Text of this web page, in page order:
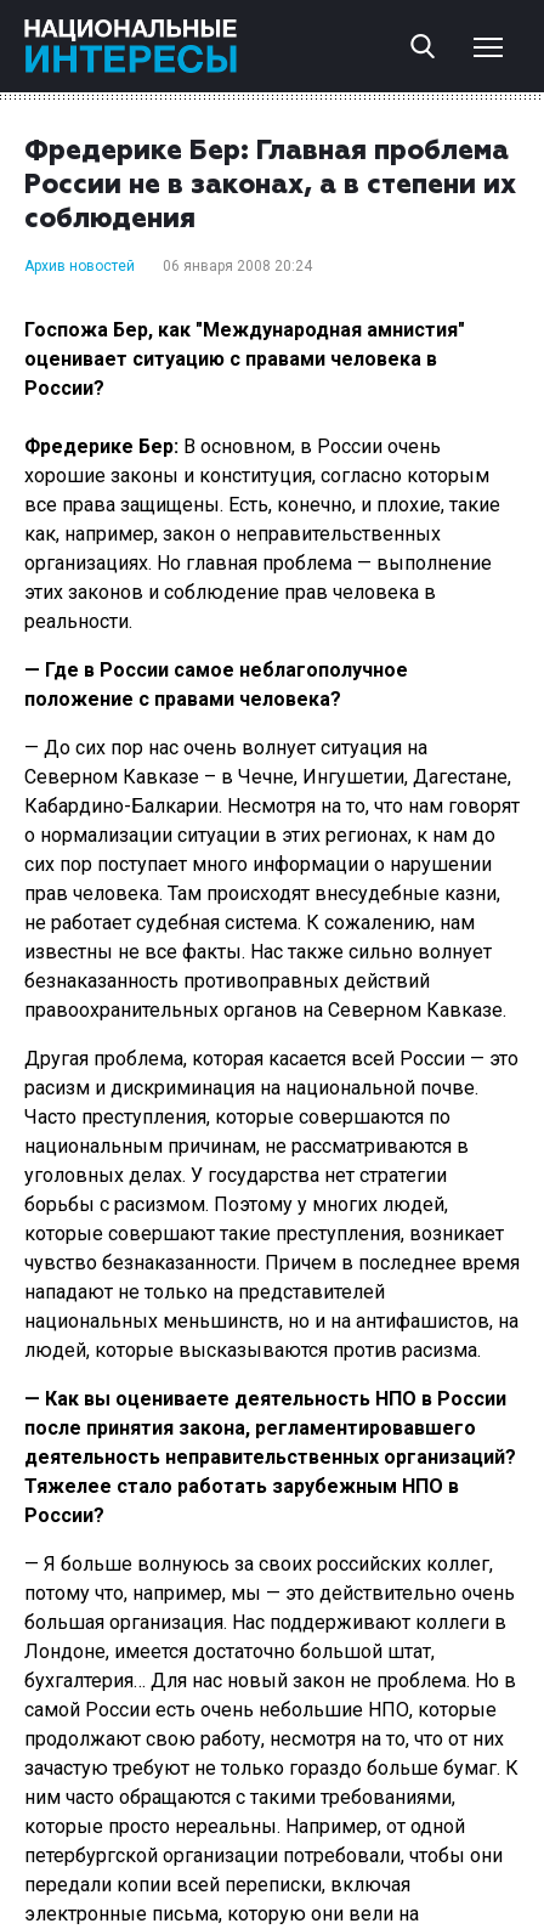
Фредерике Бер: Главная проблема
России не в законах, а в степени их
соблюдения
Архив новостей 06 января 2008 20:24
Госпожа Бер, как "Международная амнистия"
оценивает ситуацию с правами человека в
России?
Фредерике Бер: В основном, в России очень
хорошие законы и конституция, согласно которым
все права защищены. Есть, конечно, и плохие, такие
как, например, закон о неправительственных
организациях. Но главная проблема — выполнение
этих законов и соблюдение прав человека в
реальности.
— Где в России самое неблагополучное
положение с правами человека?
— До сих пор нас очень волнует ситуация на
Северном Кавказе – в Чечне, Ингушетии, Дагестане,
Кабардино-Балкарии. Несмотря на то, что нам говорят
о нормализации ситуации в этих регионах, к нам до
сих пор поступает много информации о нарушении
прав человека. Там происходят внесудебные казни,
не работает судебная система. К сожалению, нам
известны не все факты. Нас также сильно волнует
безнаказанность противоправных действий
правоохранительных органов на Северном Кавказе.
Другая проблема, которая касается всей России — это
расизм и дискриминация на национальной почве.
Часто преступления, которые совершаются по
национальным причинам, не рассматриваются в
уголовных делах. У государства нет стратегии
борьбы с расизмом. Поэтому у многих людей,
которые совершают такие преступления, возникает
чувство безнаказанности. Причем в последнее время
нападают не только на представителей
национальных меньшинств, но и на антифашистов, на
людей, которые высказываются против расизма.
— Как вы оцениваете деятельность НПО в России
после принятия закона, регламентировавшего
деятельность неправительственных организаций?
Тяжелее стало работать зарубежным НПО в
России?
— Я больше волнуюсь за своих российских коллег,
потому что, например, мы — это действительно очень
большая организация. Нас поддерживают коллеги в
Лондоне, имеется достаточно большой штат,
бухгалтерия… Для нас новый закон не проблема. Но в
самой России есть очень небольшие НПО, которые
продолжают свою работу, несмотря на то, что от них
зачастую требуют не только гораздо больше бумаг. К
ним часто обращаются с такими требованиями,
которые просто нереальны. Например, от одной
петербургской организации потребовали, чтобы они
передали копии всей переписки, включая
электронные письма, которую они вели на